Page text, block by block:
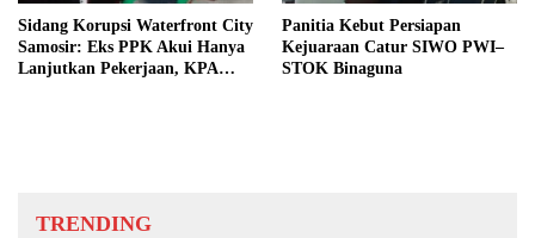
Sidang Korupsi Waterfront City
Samosir: Eks PPK Akui Hanya
Lanjutkan Pekerjaan, KPA
Panitia Kebut Persiapan
Kejuaraan Catur SIWO PWI–
STOK Binaguna
TRENDING